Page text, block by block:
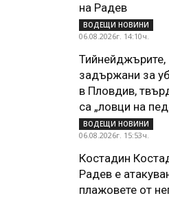
на Радев
ВОДЕЩИ НОВИНИ
06.08.2026г. 14:10ч.
Тийнейджърите,
задържани за
в Пловдив,
са „ловци на
ВОДЕЩИ НОВИНИ
06.08.2026г. 15:53ч.
Костадин
Радев е
плажoвете от